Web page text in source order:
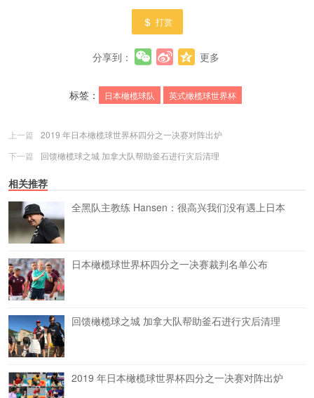
打赏
分享到： 更多
标签： 日本橄榄球队 英式橄榄球世界杯
上一篇
2019 年日本橄榄球世界杯四分之一决赛对阵出炉
下一篇
回馈橄榄球之城 加拿大队帮助釜石进行灾后清理
相关推荐
全黑队主教练 Hansen：很高兴我们没有遇上日本
日本橄榄球世界杯四分之一决赛裁判名单公布
回馈橄榄球之城 加拿大队帮助釜石进行灾后清理
2019 年日本橄榄球世界杯四分之一决赛对阵出炉